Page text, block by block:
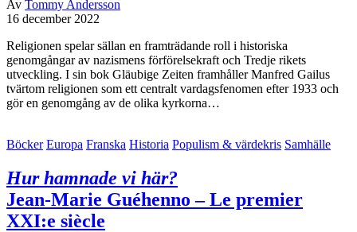
Av Tommy Andersson
16 december 2022
Religionen spelar sällan en framträdande roll i historiska
genomgångar av nazismens förförelsekraft och Tredje rikets
utveckling. I sin bok Gläubige Zeiten framhåller Manfred Gailus
tvärtom religionen som ett centralt vardagsfenomen efter 1933 och
gör en genomgång av de olika kyrkorna…
Böcker Europa Franska Historia Populism & värdekris Samhälle
Hur hamnade vi här?
Jean-Marie Guéhenno – Le premier
XXI:e siècle